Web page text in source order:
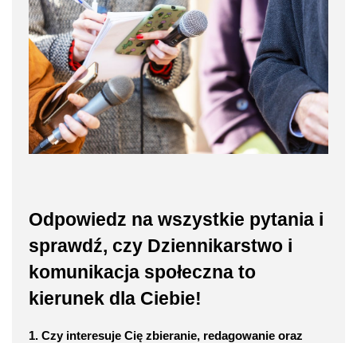
Odpowiedz na wszystkie pytania i
sprawdź, czy Dziennikarstwo i
komunikacja społeczna to
kierunek dla Ciebie!
1. Czy interesuje Cię zbieranie, redagowanie oraz